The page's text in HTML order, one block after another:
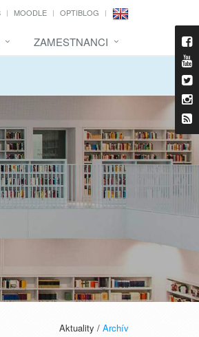
MOODLE OPTIBLOG
ZAMESTNANCI
Aktuality / Archív